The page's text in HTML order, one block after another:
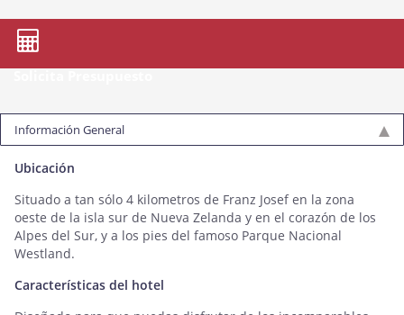
Información General
Ubicación
Situado a tan sólo 4 kilometros de Franz Josef en la zona
oeste de la isla sur de Nueva Zelanda y en el corazón de los
Alpes del Sur, y a los pies del famoso Parque Nacional
Westland.
Características del hotel